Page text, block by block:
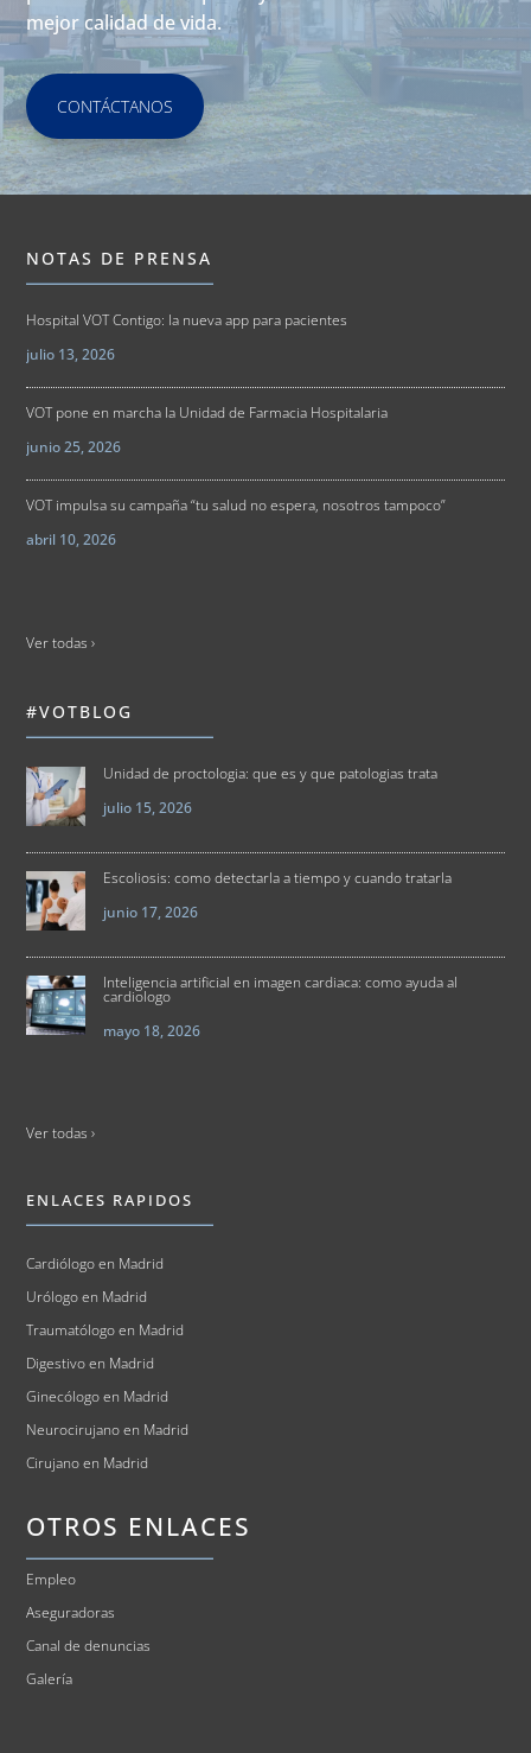
mejor calidad de vida.
CONTÁCTANOS
NOTAS DE PRENSA
Hospital VOT Contigo: la nueva app para pacientes
julio 13, 2026
VOT pone en marcha la Unidad de Farmacia Hospitalaria
junio 25, 2026
VOT impulsa su campaña “tu salud no espera, nosotros tampoco”
abril 10, 2026
Ver todas ›
#VOTBLOG
Unidad de proctologia: que es y que patologias trata
julio 15, 2026
Escoliosis: como detectarla a tiempo y cuando tratarla
junio 17, 2026
Inteligencia artificial en imagen cardiaca: como ayuda al
cardiologo
mayo 18, 2026
Ver todas ›
ENLACES RAPIDOS
Cardiólogo en Madrid
Urólogo en Madrid
Traumatólogo en Madrid
Digestivo en Madrid
Ginecólogo en Madrid
Neurocirujano en Madrid
Cirujano en Madrid
OTROS ENLACES
Empleo
Aseguradoras
Canal de denuncias
Galería